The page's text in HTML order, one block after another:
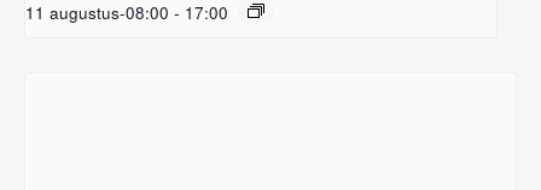
11 augustus-08:00 - 17:00